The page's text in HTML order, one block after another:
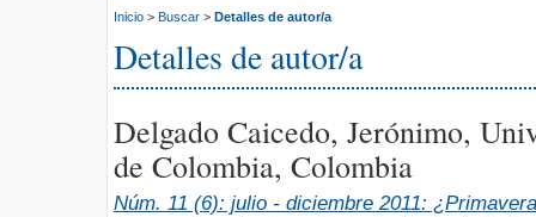
Inicio > Buscar > Detalles de autor/a
Detalles de autor/a
Delgado Caicedo, Jerónimo,
de Colombia, Colombia
Núm. 11 (6): julio - diciembre 2011: